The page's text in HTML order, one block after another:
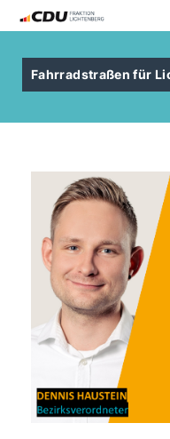
Fahrradstraßen für